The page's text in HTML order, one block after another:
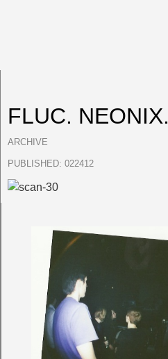
FLUC. NEONIX.
ARCHIVE
PUBLISHED: 022412